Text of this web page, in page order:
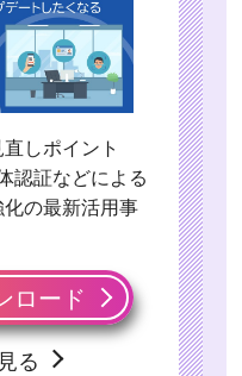
しポイント
認証などによる
の最新活用事
ロード
る